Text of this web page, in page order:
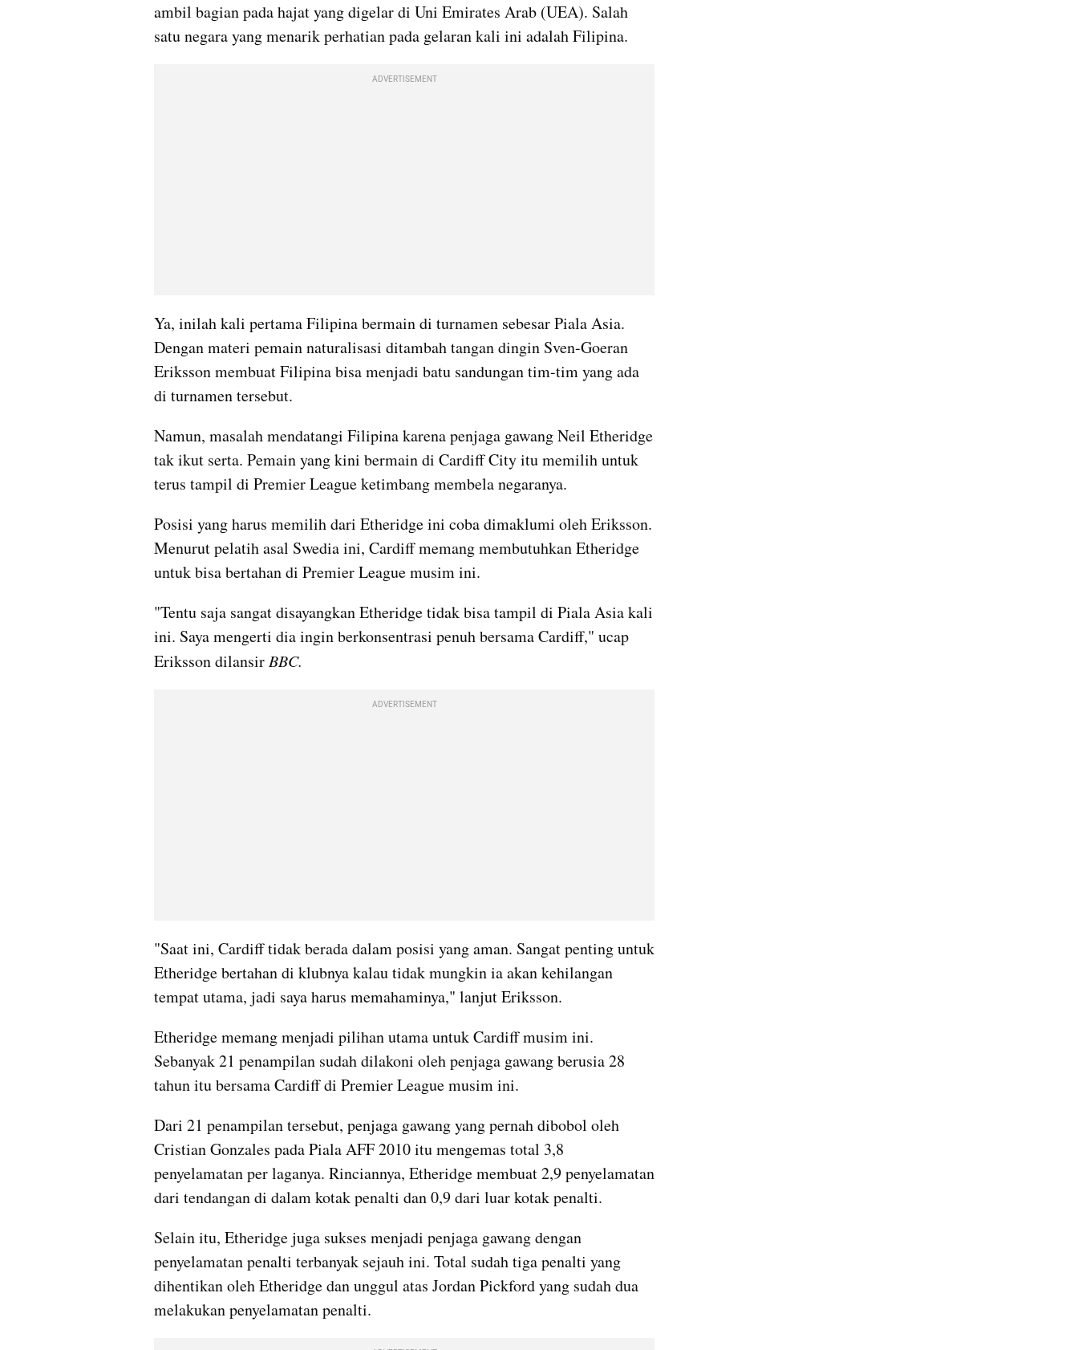
ambil bagian pada hajat yang digelar di Uni Emirates Arab (UEA). Salah
satu negara yang menarik perhatian pada gelaran kali ini adalah Filipina.
ADVERTISEMENT
Ya, inilah kali pertama Filipina bermain di turnamen sebesar Piala Asia.
Dengan materi pemain naturalisasi ditambah tangan dingin Sven-Goeran
Eriksson membuat Filipina bisa menjadi batu sandungan tim-tim yang ada
di turnamen tersebut.
Namun, masalah mendatangi Filipina karena penjaga gawang Neil Etheridge
tak ikut serta. Pemain yang kini bermain di Cardiff City itu memilih untuk
terus tampil di Premier League ketimbang membela negaranya.
Posisi yang harus memilih dari Etheridge ini coba dimaklumi oleh Eriksson.
Menurut pelatih asal Swedia ini, Cardiff memang membutuhkan Etheridge
untuk bisa bertahan di Premier League musim ini.
"Tentu saja sangat disayangkan Etheridge tidak bisa tampil di Piala Asia kali
ini. Saya mengerti dia ingin berkonsentrasi penuh bersama Cardiff," ucap
Eriksson dilansir BBC.
ADVERTISEMENT
"Saat ini, Cardiff tidak berada dalam posisi yang aman. Sangat penting untuk
Etheridge bertahan di klubnya kalau tidak mungkin ia akan kehilangan
tempat utama, jadi saya harus memahaminya," lanjut Eriksson.
Etheridge memang menjadi pilihan utama untuk Cardiff musim ini.
Sebanyak 21 penampilan sudah dilakoni oleh penjaga gawang berusia 28
tahun itu bersama Cardiff di Premier League musim ini.
Dari 21 penampilan tersebut, penjaga gawang yang pernah dibobol oleh
Cristian Gonzales pada Piala AFF 2010 itu mengemas total 3,8
penyelamatan per laganya. Rinciannya, Etheridge membuat 2,9 penyelamatan
dari tendangan di dalam kotak penalti dan 0,9 dari luar kotak penalti.
Selain itu, Etheridge juga sukses menjadi penjaga gawang dengan
penyelamatan penalti terbanyak sejauh ini. Total sudah tiga penalti yang
dihentikan oleh Etheridge dan unggul atas Jordan Pickford yang sudah dua
melakukan penyelamatan penalti.